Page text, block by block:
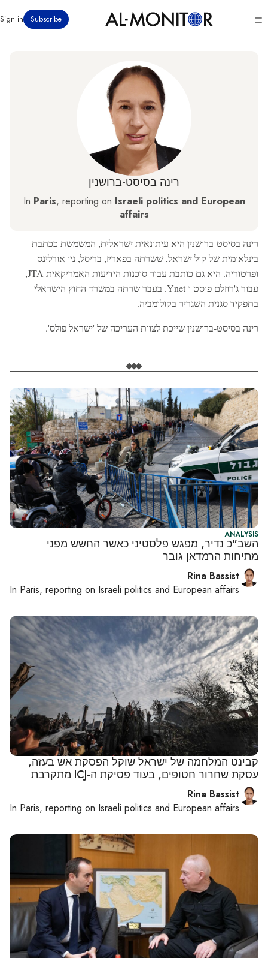
לתוכן
Subscribe
Sign in
רינה בסיסט-ברושנין
In Paris, reporting on Israeli politics and European
affairs
רינה בסיסט-ברושנין היא עיתונאית ישראלית, המשמשת ככתבת
בינלאומית של קול ישראל, ששרתה בפאריז, בריסל, ניו אורלינס
ופרטוריה. היא גם כותבת עבור סוכנות הידיעות האמריקאית JTA,
עבור ג'רוזלם פוסט ו-Ynet. בעבר שרתה במשרד החוץ הישראלי
בתפקיד סגנית השגריר בקולומביה.
רינה בסיסט-ברושנין שייכת לצוות העריכה של 'ישראל פולס'.
ANALYSIS
השב"כ נדיר, מפגש פלסטיני כאשר החשש מפני
מתיחות הרמדאן גובר
Rina Bassist
In Paris, reporting on Israeli politics and European affairs
קבינט המלחמה של ישראל שוקל הפסקת אש בעזה,
עסקת שחרור חטופים, בעוד פסיקת ה-ICJ מתקרבת
Rina Bassist
In Paris, reporting on Israeli politics and European affairs